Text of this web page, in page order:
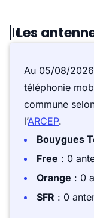
Les
Au 05/08/
téléphonie
commune
l’ARCEP.
Bouygues
Free : 0
Orange : 0
SFR : 0